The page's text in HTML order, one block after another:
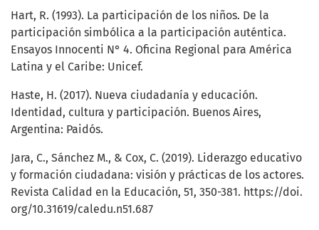
Hart, R. (1993). La participación de los niños. De la
participación simbólica a la participación auténtica.
Ensayos Innocenti N° 4. Oficina Regional para América
Latina y el Caribe: Unicef.
Haste, H. (2017). Nueva ciudadanía y educación.
Identidad, cultura y participación. Buenos Aires,
Argentina: Paidós.
Jara, C., Sánchez M., & Cox, C. (2019). Liderazgo educativo
y formación ciudadana: visión y prácticas de los actores.
Revista Calidad en la Educación, 51, 350-381. https://doi.
org/10.31619/caledu.n51.687